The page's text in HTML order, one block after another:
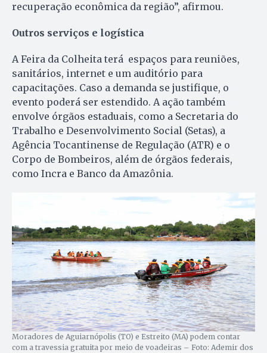
recuperação econômica da região”, afirmou.
Outros serviços e logística
A Feira da Colheita terá espaços para reuniões,
sanitários, internet e um auditório para
capacitações. Caso a demanda se justifique, o
evento poderá ser estendido. A ação também
envolve órgãos estaduais, como a Secretaria do
Trabalho e Desenvolvimento Social (Setas), a
Agência Tocantinense de Regulação (ATR) e o
Corpo de Bombeiros, além de órgãos federais,
como Incra e Banco da Amazônia.
Moradores de Aguiarnópolis (TO) e Estreito (MA) podem contar
com a travessia gratuita por meio de voadeiras – Foto: Ademir dos